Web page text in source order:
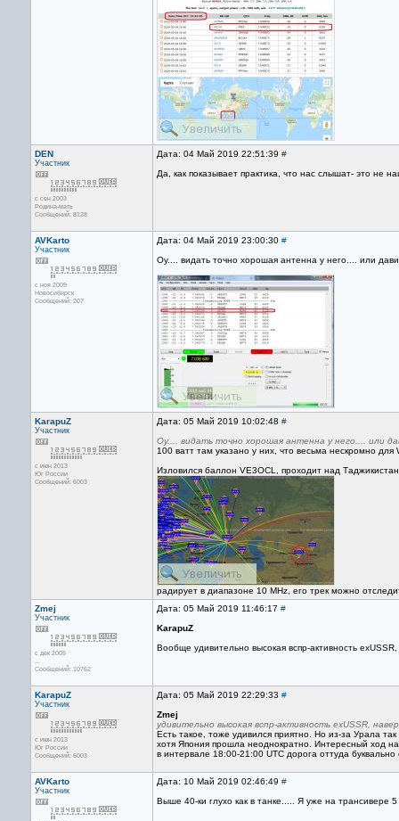
DEN
Участник
с сен 2003
Родина-мать
Сообщений: 8128
Дата: 04 Май 2019 22:51:39 #
Да, как показывает практика, что нас слышат- это не
AVKarto
Участник
с ноя 2009
Новосибирск
Сообщений: 207
Дата: 04 Май 2019 23:00:30 #
Оу.... видать точно хорошая антенна у него.... или
KarapuZ
Участник
с июн 2013
Юг России
Сообщений: 6003
Дата: 05 Май 2019 10:02:48 #
Оу.... видать точно хорошая антенна у него.... или
100 ватт там указано у них, что весьма нескромно для
Изловился баллон VE3OCL, проходит над
радирует в диапазоне 10 MHz, его трек можно
Zmej
Участник
с дек 2005
...
Сообщений: 10762
Дата: 05 Май 2019 11:46:17 #
KarapuZ
Вообще удивительно высокая вспр-активность
KarapuZ
Участник
с июн 2013
Юг России
Сообщений: 6003
Дата: 05 Май 2019 22:29:33 #
Zmej
удивительно высокая вспр-активность exUSSR,
Есть такое, тоже удивился приятно. Но из-за Урала
хотя Япония прошла неоднократно. Интересный ход
в интервале 18:00-21:00 UTC дорога оттуда буквально
AVKarto
Участник
Дата: 10 Май 2019 02:46:49 #
Выше 40-ки глухо как в танке..... Я уже на трансивере